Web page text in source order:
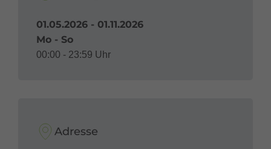
01.05.2026 - 01.11.2026
Mo - So
00:00 - 23:59 Uhr
Adresse